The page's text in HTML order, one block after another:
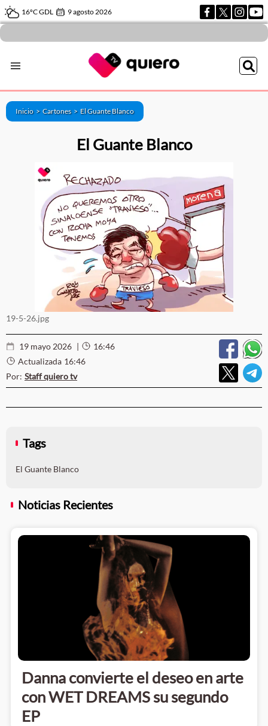
16ºC GDL 9 agosto 2026
Inicio > Cartones> El Guante Blanco
El Guante Blanco
19-5-26.jpg
19 mayo 2026 |
16:46
Actualizada 16:46
Por: Staff quiero tv
Tags
El Guante Blanco
Noticias Recientes
Danna convierte el deseo en arte
con WET DREAMS su segundo
EP